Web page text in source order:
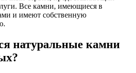
Все камни, имеющиеся в
и имеют собственную
натуральные камни